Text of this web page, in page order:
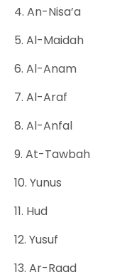
4. An-Nisa’a
5. Al-Maidah
6. Al-Anam
7. Al-Araf
8. Al-Anfal
9. At-Tawbah
10. Yunus
11. Hud
12. Yusuf
13. Ar-Raad